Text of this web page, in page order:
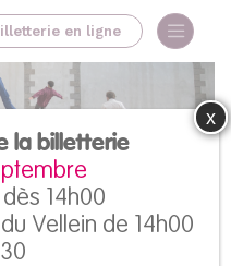
en ligne
la billetterie
14h00
Vellein de 14h00
x